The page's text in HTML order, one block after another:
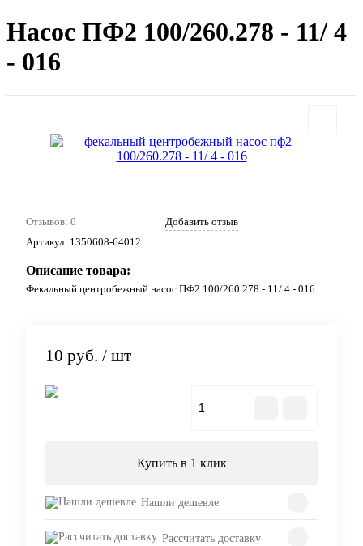
Насос ПФ2 100/260.278 - 11/ 4
- 016
Отзывов: 0
Добавить отзыв
Артикул: 1350608-64012
Описание товара:
Фекальный центробежный насос ПФ2 100/260.278 - 11/ 4 - 016
10 руб. / шт
Купить в 1 клик
Нашли дешевле
Рассчитать доставку